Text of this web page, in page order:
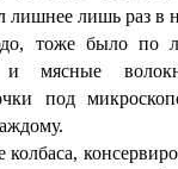
лишь раз в
тоже было по
и мясные
под
колбаса,